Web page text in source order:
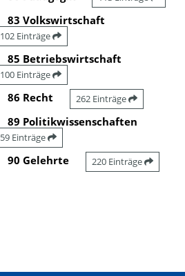
83 Volkswirtschaft
102 Einträge
85 Betriebswirtschaft
100 Einträge
86 Recht 262 Einträge
89 Politikwissenschaften
59 Einträge
90 Gelehrte 220 Einträge